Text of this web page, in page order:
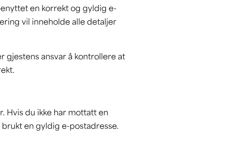
en korrekt og gyldig e-
vil inneholde alle detaljer
gjestens ansvar å kontrollere at
Hvis du ikke har mottatt en
en gyldig e-postadresse.